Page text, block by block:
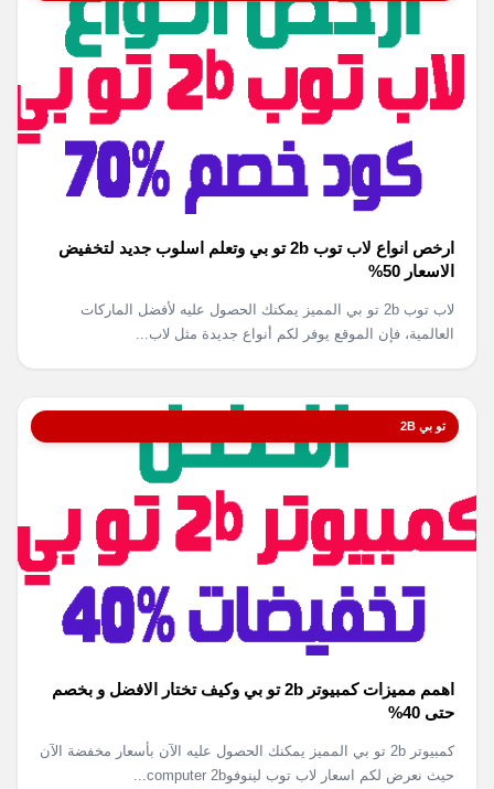
ارخص انواع لاب توب 2b تو بي وتعلم اسلوب جديد لتخفيض
الاسعار 50%
لاب توب 2b تو بي المميز يمكنك الحصول عليه لأفضل الماركات
العالمية، فإن الموقع يوفر لكم أنواع جديدة مثل لاب...
تو بي 2B
اهمم مميزات كمبيوتر 2b تو بي وكيف تختار الافضل و بخصم
حتى 40%
كمبيوتر 2b تو بي المميز يمكنك الحصول عليه الآن بأسعار مخفضة الآن
حيث نعرض لكم اسعار لاب توب لينوفوcomputer 2b...